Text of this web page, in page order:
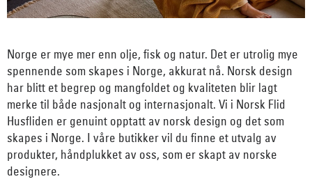
Norge er mye mer enn olje, fisk og natur. Det er utrolig mye
spennende som skapes i Norge, akkurat nå. Norsk design
har blitt et begrep og mangfoldet og kvaliteten blir lagt
merke til både nasjonalt og internasjonalt. Vi i Norsk Flid
Husfliden er genuint opptatt av norsk design og det som
skapes i Norge. I våre butikker vil du finne et utvalg av
produkter, håndplukket av oss, som er skapt av norske
designere.